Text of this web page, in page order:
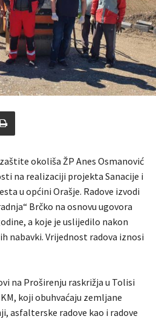
okoliša ŽP Anes Osmanović
na realizaciji projekta Sanacije i
u općini Orašje. Radove izvodi
Brčko na osnovu ugovora
a koje je uslijedilo nakon
nabavki. Vrijednost radova iznosi
na Proširenju raskrižja u Tolisi
koji obuhvaćaju zemljane
asfalterske radove kao i radove